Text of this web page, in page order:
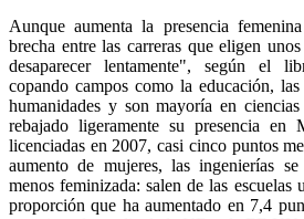
Aunque aumenta la presencia
brecha entre las carreras que eligen
desaparecer lentamente", según el
copando campos como la educación,
humanidades y son mayoría en
rebajado ligeramente su presencia en
licenciadas en 2007, casi cinco puntos
aumento de mujeres, las ingenierías
menos feminizada: salen de las escuelas
proporción que ha aumentado en 7,4